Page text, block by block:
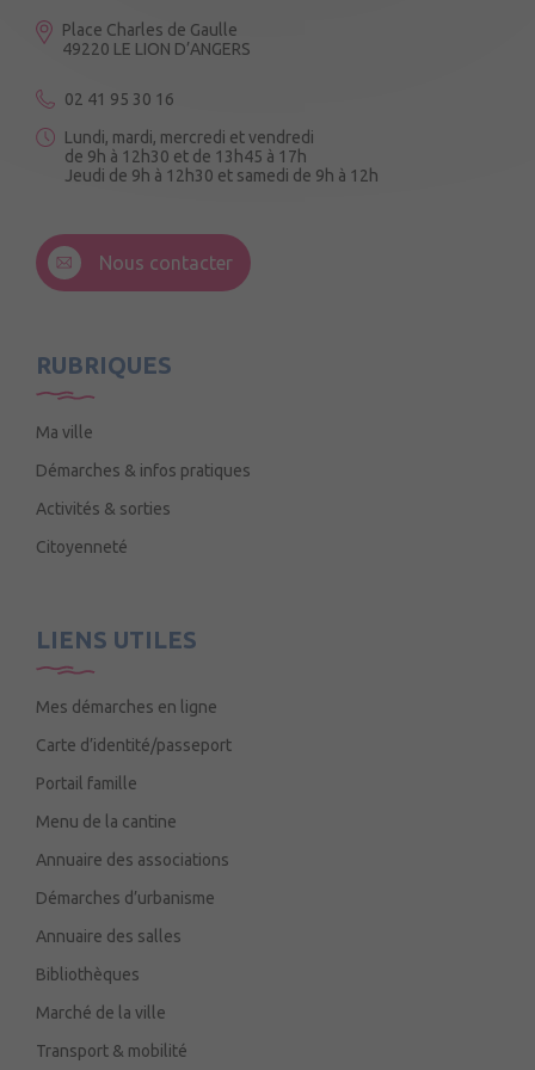
Place Charles de Gaulle
49220 LE LION D’ANGERS
02 41 95 30 16
Lundi, mardi, mercredi et vendredi
de 9h à 12h30 et de 13h45 à 17h
Jeudi de 9h à 12h30 et samedi de 9h à 12h
49220 Andigné
Nous contacter
RUBRIQUES
Ma ville
Démarches & infos pratiques
Activités & sorties
Citoyenneté
LIENS UTILES
Mes démarches en ligne
Carte d’identité/passeport
Portail famille
Menu de la cantine
Annuaire des associations
Démarches d’urbanisme
Annuaire des salles
Bibliothèques
Marché de la ville
Transport & mobilité